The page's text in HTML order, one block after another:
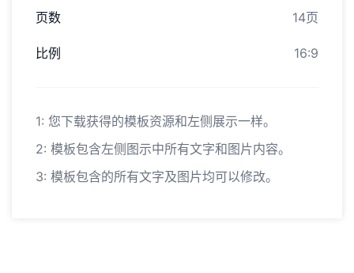
页数 14页
比例 16:9
1: 您下载获得的模板资源和左侧展示一样。
2: 模板包含左侧图示中所有文字和图片内容。
3: 模板包含的所有文字及图片均可以修改。